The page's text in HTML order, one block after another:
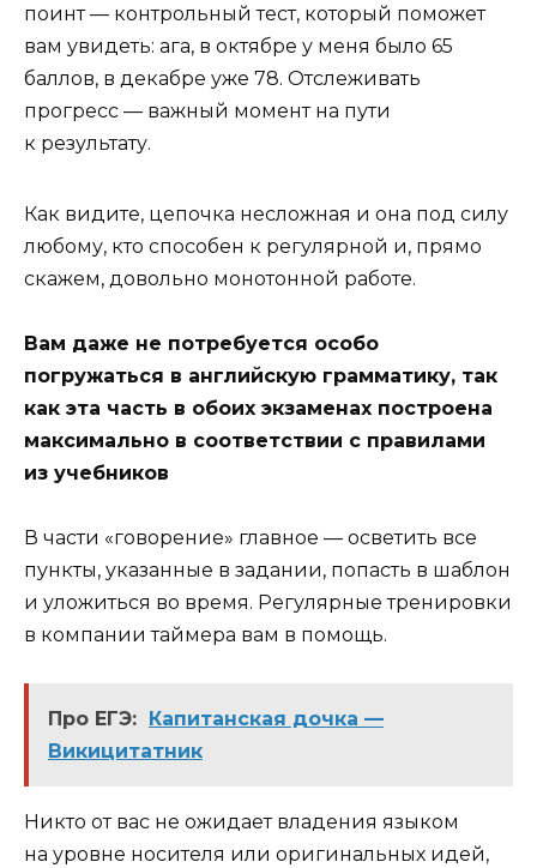
поинт — контрольный тест, который поможет
вам увидеть: ага, в октябре у меня было 65
баллов, в декабре уже 78. Отслеживать
прогресс — важный момент на пути
к результату.
Как видите, цепочка несложная и она под силу
любому, кто способен к регулярной и, прямо
скажем, довольно монотонной работе.
Вам даже не потребуется особо
погружаться в английскую грамматику, так
как эта часть в обоих экзаменах построена
максимально в соответствии с правилами
из учебников
В части «говорение» главное — осветить все
пункты, указанные в задании, попасть в шаблон
и уложиться во время. Регулярные тренировки
в компании таймера вам в помощь.
Про ЕГЭ:
Капитанская дочка —
Викицитатник
Никто от вас не ожидает владения языком
на уровне носителя или оригинальных идей,